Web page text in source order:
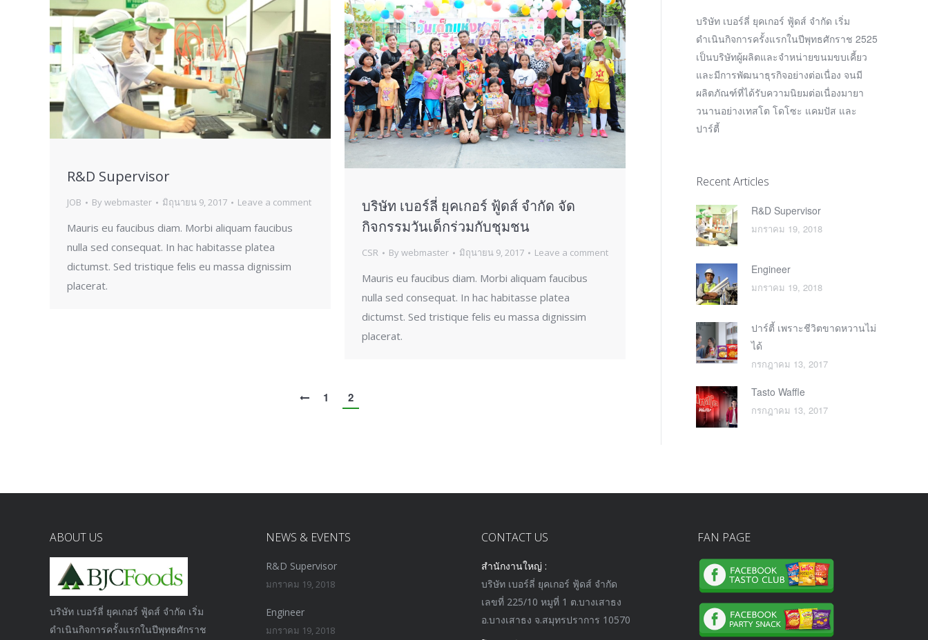
R&D Supervisor
JOB Bywebmaster มิถุนายน 9, 2017 Leave a comment
Mauris eu faucibus diam. Morbi aliquam faucibus
nulla sed consequat. In hac habitasse platea
dictumst. Sed tristique felis eu massa dignissim
placerat.
บริษัท เบอร์ลี่ ยุคเกอร์ ฟู้ดส์ จำกัด จัด
กิจกรรมวันเด็กร่วมกับชุมชน
CSR Bywebmaster มิถุนายน 9, 2017 Leave a comment
Mauris eu faucibus diam. Morbi aliquam faucibus
nulla sed consequat. In hac habitasse platea
dictumst. Sed tristique felis eu massa dignissim
placerat.
1 2
บริษัท เบอร์ลี่ ยุคเกอร์ ฟู้ดส์ จำกัด เริ่ม
ดำเนินกิจการครั้งแรกในปีพุทธศักราช 2525
เป็นบริษัทผู้ผลิตและจำหน่ายขนมขบเคี้ยว
และมีการพัฒนาธุรกิจอย่างต่อเนื่อง จนมี
ผลิตภัณฑ์ที่ได้รับความนิยมต่อเนื่องมายา
วนานอย่างเทสโต โดโซะ แคมปัส และ
ปาร์ตี้
Recent Articles
R&D Supervisor
มกราคม 19, 2018
Engineer
มกราคม 19, 2018
ปาร์ตี้ เพราะชีวิตขาดหวานไม่
ได้
กรกฎาคม 13, 2017
Tasto Waffle
กรกฎาคม 13, 2017
ABOUT US
บริษัท เบอร์ลี่ ยุคเกอร์ ฟู้ดส์ จำกัด เริ่ม
ดำเนินกิจการครั้งแรกในปีพุทธศักราช
NEWS & EVENTS
R&D Supervisor
มกราคม 19, 2018
Engineer
มกราคม 19, 2018
CONTACT US
สำนักงานใหญ่ :
บริษัท เบอร์ลี่ ยุคเกอร์ ฟู้ดส์ จำกัด
เลขที่ 225/10 หมูที่ 1 ต.บางเสาธง
อ.บางเสาธง จ.สมุทรปราการ 10570
FAN PAGE